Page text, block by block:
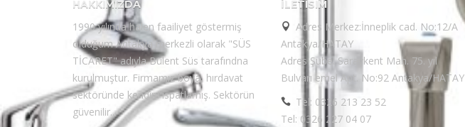
HAKKIMIZDA
1990 yılında halen faailiyet göstermiş
olduğum Antakya merkezli olarak "SÜS
TİCARET" adıyla Bülent Süs tarafındna
kurulmuştur. Firmamız boya, hırdavat
sektöründe kendini ispatlamış. Sektörün
güvenilir...
İLETISIM
Adres Merkez:İnneplik cad. No:12/A
Antakya/HATAY
Adres Şube: Saraykent Mah. 75. yıl
Bulvarı emel Apt. No:92 Antakya/HATAY
Tel: 0326 213 23 52
Tel: 0326 227 04 07